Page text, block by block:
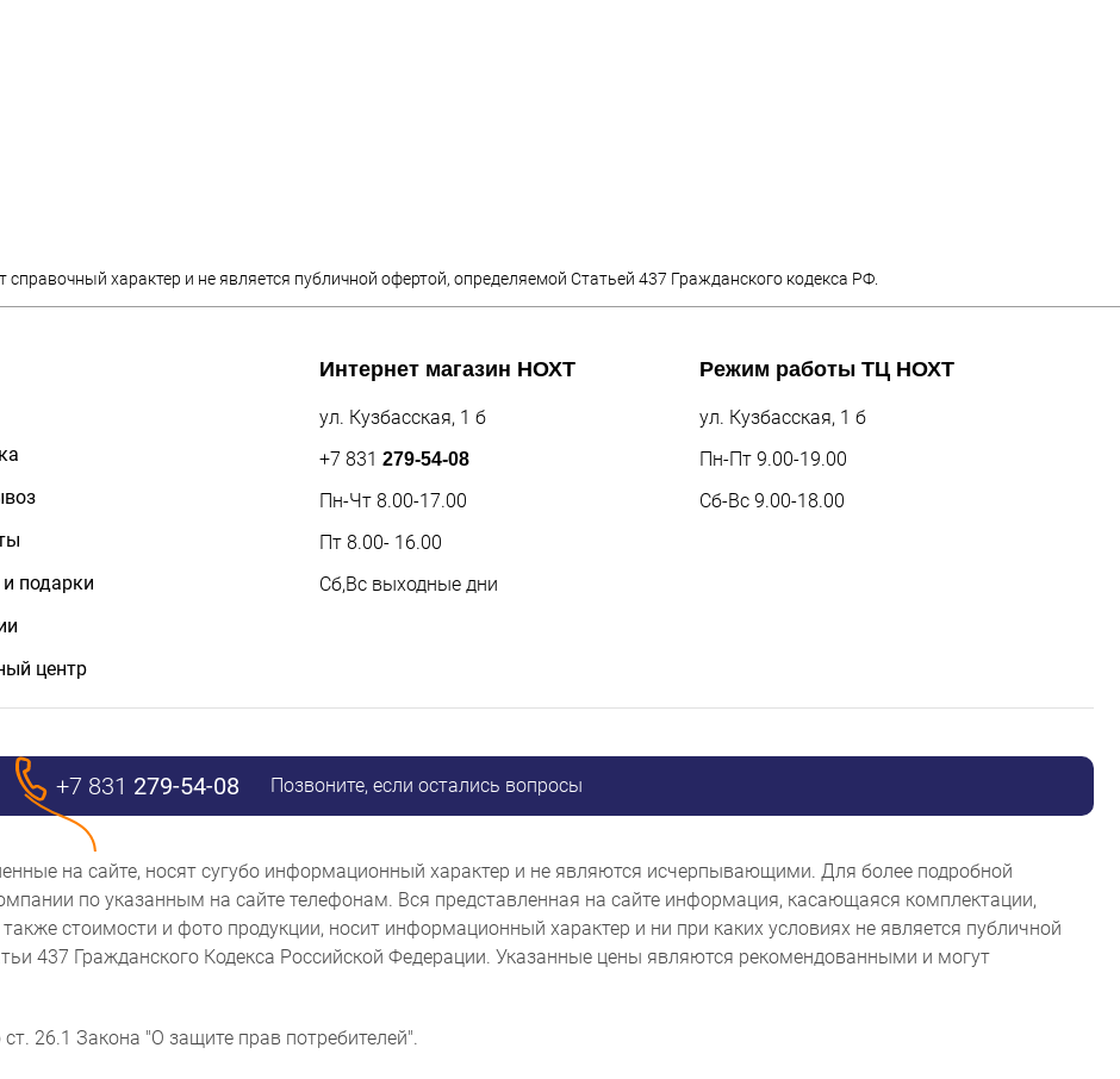
характер и не является публичной офертой, определяемой Статьей 437 Гражданского кодекса РФ.
подарки
центр
Интернет магазин НОХТ
ул. Кузбасская, 1 б
+7 831 279-54-08
Пн-Чт 8.00-17.00
Пт 8.00- 16.00
Сб,Вс выходные дни
Режим работы ТЦ НОХТ
ул. Кузбасская, 1 б
Пн-Пт 9.00-19.00
Сб-Вс 9.00-18.00
+7 831 279-54-08 Позвоните, если остались вопросы
на сайте, носят сугубо информационный характер и не являются исчерпывающими. Для более подробной
по указанным на сайте телефонам. Вся представленная на сайте информация, касающаяся комплектации,
также стоимости и фото продукции, носит информационный характер и ни при каких условиях не является публичной
437 Гражданского Кодекса Российской Федерации. Указанные цены являются рекомендованными и могут
26.1 Закона "О защите прав потребителей".